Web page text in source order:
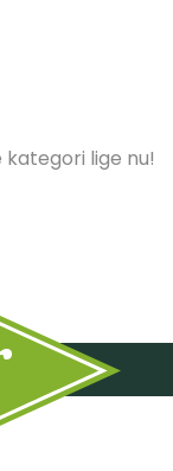
lige nu!